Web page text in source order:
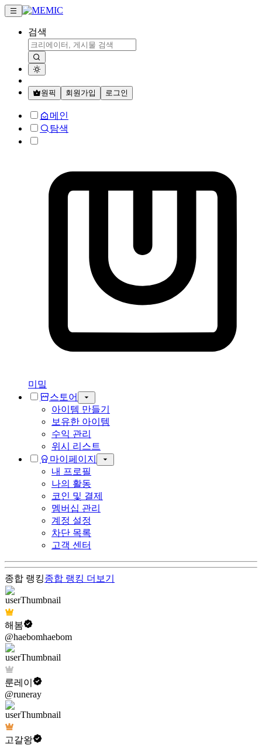
검색
원픽 회원가입 로그인
메인
탐색
미밐
스토어
아이템 만들기
보유한 아이템
수익 관리
위시 리스트
마이페이지
내 프로필
나의 활동
코인 및 결제
멤버십 관리
계정 설정
차단 목록
고객 센터
종합 랭킹종합 랭킹 더보기
해봄
@haebomhaebom
룬레이
@runeray
고갈왕